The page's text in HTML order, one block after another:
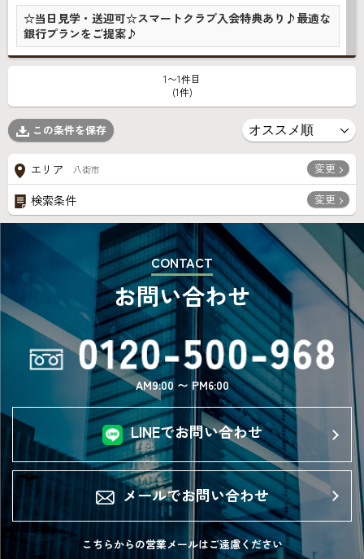
☆当日見学・送迎可☆スマートクラブ入会特典あり♪最適な
銀行プランをご提案♪
1〜1件目
(1件)
この条件を保存
エリア 八街市 変更
検索条件 変更
CONTACT
お問い合わせ
AM9:00 〜 PM6:00
LINEでお問い合わせ
メールでお問い合わせ
こちらからの営業メールはご遠慮ください